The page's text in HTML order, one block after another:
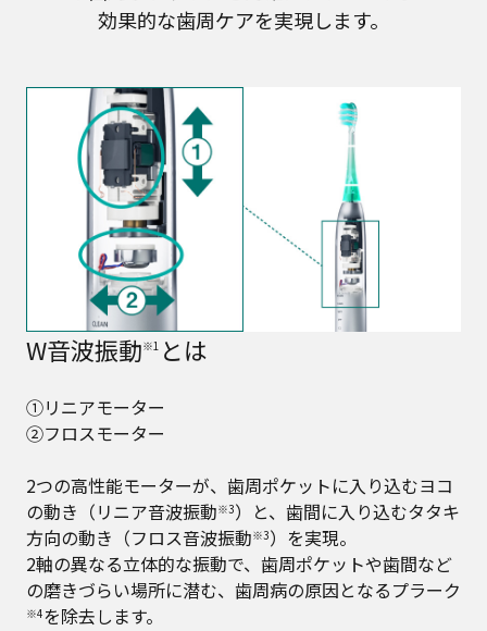
効果的な歯周ケアを実現します。
W音波振動※1 とは
①リニアモーター
②フロスモーター
2つの高性能モーターが、歯周ポケットに入り込むヨコ
の動き（リニア音波振動※3）と、歯間に入り込むタタキ
方向の動き（フロス音波振動※3）を実現。
2軸の異なる立体的な振動で、歯周ポケットや歯間など
の磨きづらい場所に潜む、歯周病の原因となるプラーク
※4を除去します。